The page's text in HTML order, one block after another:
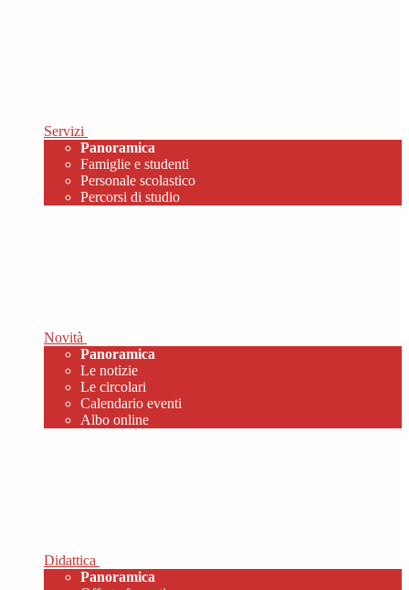
Servizi
Panoramica
Famiglie e studenti
Personale scolastico
Percorsi di studio
Novità
Panoramica
Le notizie
Le circolari
Calendario eventi
Albo online
Didattica
Panoramica